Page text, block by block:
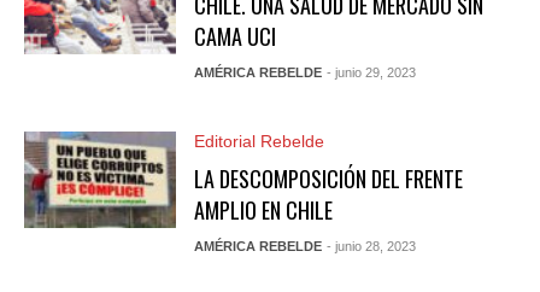
CAMA UCI
AMÉRICA REBELDE - junio 29, 2023
Editorial Rebelde
LA DESCOMPOSICIÓN DEL FRENTE
AMPLIO EN CHILE
AMÉRICA REBELDE - junio 28, 2023